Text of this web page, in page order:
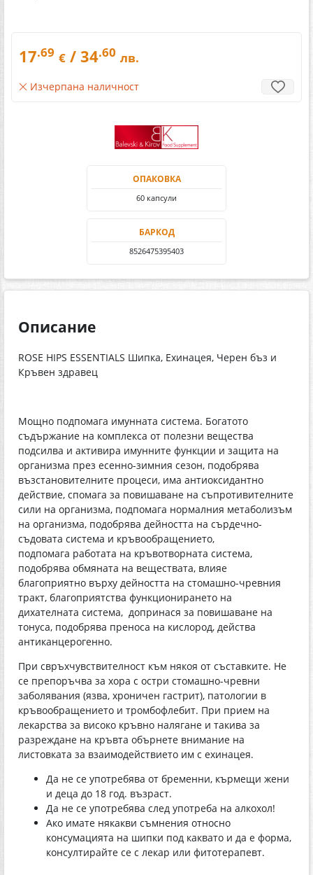
17.69 € / 34.60 лв.
Изчерпана наличност
ОПАКОВКА
60 капсули
БАРКОД
8526475395403
Описание
ROSE HIPS ESSENTIALS Шипка, Ехинацея, Черен бъз и
Кръвен здравец
Mощно подпомага имунната система. Богатото
съдържание на комплекса от полезни вещества
подсилва и активира имунните функции и защита на
организма през есенно-зимния сезон, подобрява
възстановителните процеси, има антиоксидантно
действие, спомага за повишаване на съпротивителните
сили на организма, подпомага нормалния метаболизъм
на организма, подобрява дейността на сърдечно-
съдовата система и кръвообращението,
подпомага работата на кръвотворната система,
подобрява обмяната на веществата, влияе
благоприятно върху дейността на стомашно-чревния
тракт, благоприятства функционирането на
дихателната система, допринася за повишаване на
тонуса, подобрява преноса на кислород, действа
антиканцерогенно.
При свръхчувствителност към някоя от съставките. Не
се препоръчва за хора с остри стомашно-чревни
заболявания (язва, хроничен гастрит), патологии в
кръвообращението и тромбофлебит. При прием на
лекарства за високо кръвно налягане и такива за
разреждане на кръвта обърнете внимание на
листовката за взаимодействието им с ехинацея.
Да не се употребява от бременни, кърмещи жени
и деца до 18 год. възраст.
Да не се употребява след употреба на алкохол!
Ако имате някакви съмнения относно
консумацията на шипки под каквато и да е форма,
консултирайте се с лекар или фитотерапевт.